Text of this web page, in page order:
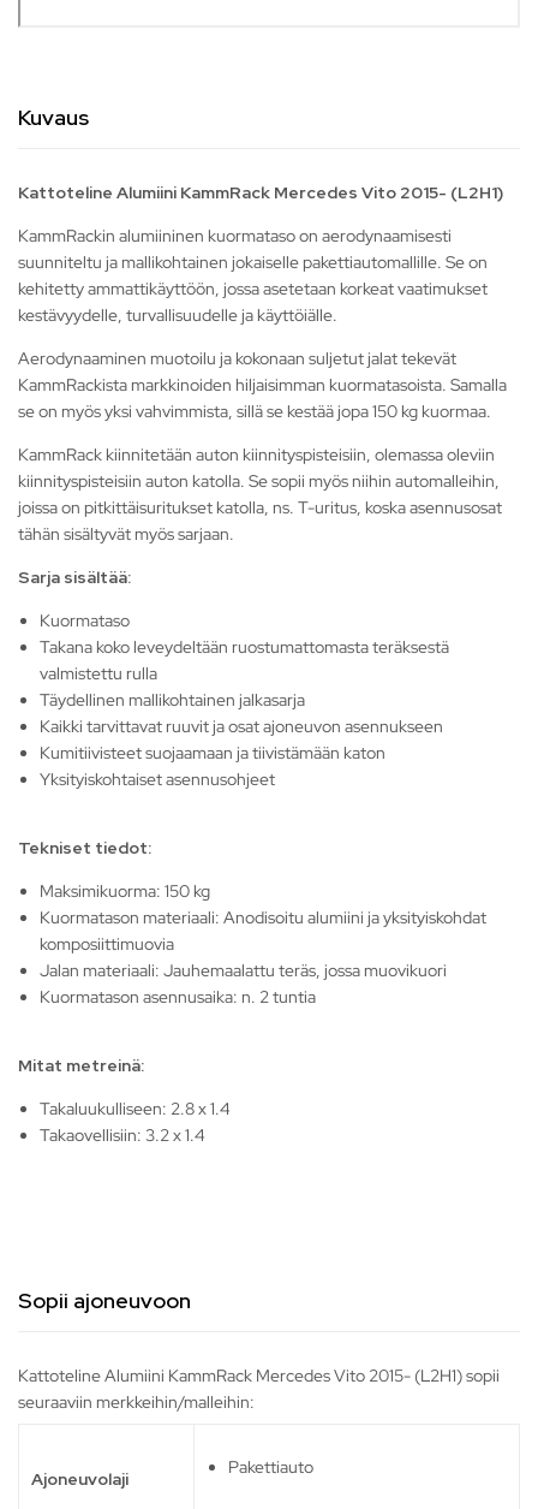
Kuvaus
Kattoteline Alumiini KammRack Mercedes Vito 2015- (L2H1)
KammRackin alumiininen kuormataso on aerodynaamisesti
suunniteltu ja mallikohtainen jokaiselle pakettiautomallille. Se on
kehitetty ammattikäyttöön, jossa asetetaan korkeat vaatimukset
kestävyydelle, turvallisuudelle ja käyttöiälle.
Aerodynaaminen muotoilu ja kokonaan suljetut jalat tekevät
KammRackista markkinoiden hiljaisimman kuormatasoista. Samalla
se on myös yksi vahvimmista, sillä se kestää jopa 150 kg kuormaa.
KammRack kiinnitetään auton kiinnityspisteisiin, olemassa oleviin
kiinnityspisteisiin auton katolla. Se sopii myös niihin automalleihin,
joissa on pitkittäisuritukset katolla, ns. T-uritus, koska asennusosat
tähän sisältyvät myös sarjaan.
Sarja sisältää:
Kuormataso
Takana koko leveydeltään ruostumattomasta teräksestä
valmistettu rulla
Täydellinen mallikohtainen jalkasarja
Kaikki tarvittavat ruuvit ja osat ajoneuvon asennukseen
Kumitiivisteet suojaamaan ja tiivistämään katon
Yksityiskohtaiset asennusohjeet
Tekniset tiedot:
Maksimikuorma: 150 kg
Kuormatason materiaali: Anodisoitu alumiini ja yksityiskohdat
komposiittimuovia
Jalan materiaali: Jauhemaalattu teräs, jossa muovikuori
Kuormatason asennusaika: n. 2 tuntia
Mitat metreinä:
Takaluukulliseen: 2.8 x 1.4
Takaovellisiin: 3.2 x 1.4
Sopii ajoneuvoon
Kattoteline Alumiini KammRack Mercedes Vito 2015- (L2H1) sopii
seuraaviin merkkeihin/malleihin:
Ajoneuvolaji
Pakettiauto